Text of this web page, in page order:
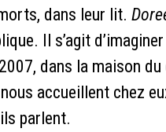
dans leur lit.
Il s’agit
dans la maison
accueillent chez
parlent.